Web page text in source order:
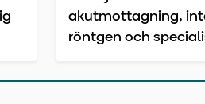
akutmottagning,
röntgen och